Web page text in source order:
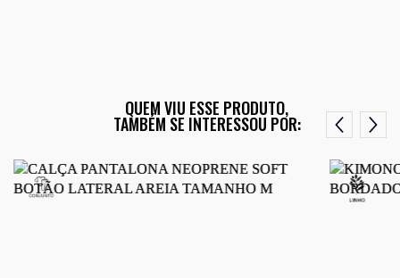
QUEM VIU ESSE PRODUTO,
TAMBÉM SE INTERESSOU POR: